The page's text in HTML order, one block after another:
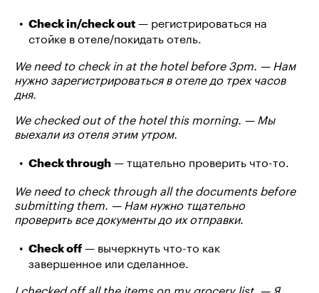
Check in/check out — регистрироваться на
стойке в отеле/покидать отель.
We need to check in at the hotel before 3pm. — Нам
нужно зарегистрироваться в отеле до трех часов
дня.
We checked out of the hotel this morning. — Мы
выехали из отеля этим утром.
Check through — тщательно проверить что-то.
We need to check through all the documents before
submitting them. — Нам нужно тщательно
проверить все документы до их отправки.
Check off — вычеркнуть что-то как
завершенное или сделанное.
I checked off all the items on my grocery list. — Я